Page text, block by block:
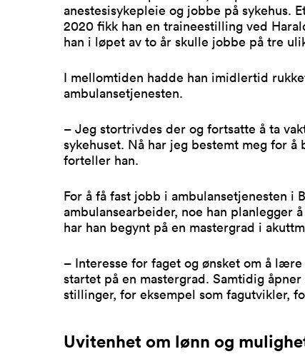
anestesisykepleie og jobbe på sykehus.
2020 fikk han en traineestilling ved
han i løpet av to år skulle jobbe på tre
I mellomtiden hadde han imidlertid
ambulansetjenesten.
– Jeg stortrivdes der og fortsatte å ta
sykehuset. Nå har jeg bestemt meg for å
forteller han.
For å få fast jobb i ambulansetjenesten i
ambulansearbeider, noe han planlegger
har han begynt på en mastergrad i
– Interesse for faget og ønsket om å
startet på en mastergrad. Samtidig
stillinger, for eksempel som fagutvikler,
Uvitenhet om lønn og